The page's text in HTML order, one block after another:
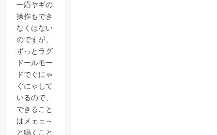
一応ヤギの
操作もでき
なくはない
のですが、
ずっとラグ
ドールモー
ドでぐにゃ
ぐにゃして
いるので、
できること
はメェェ～
と鳴くこと